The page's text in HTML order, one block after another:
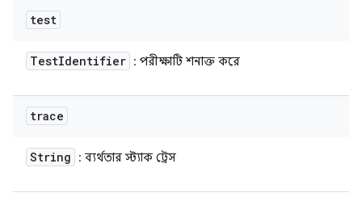
test
TestIdentifier : পরীক্ষাটি শনাক্ত করে
trace
String : ব্যর্থতার স্ট্যাক ট্রেস